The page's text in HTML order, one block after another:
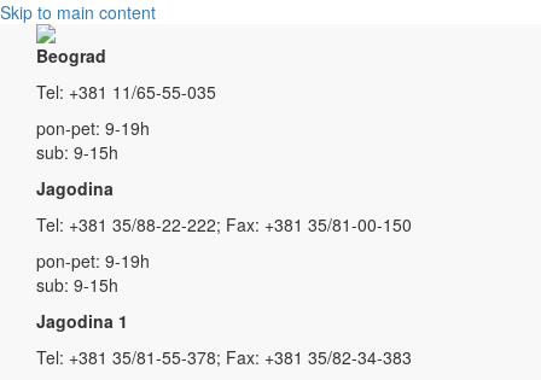
Skip to main content
Beograd
Tel: +381 11/65-55-035
pon-pet: 9-19h
sub: 9-15h
Jagodina
Tel: +381 35/88-22-222; Fax: +381 35/81-00-150
pon-pet: 9-19h
sub: 9-15h
Jagodina 1
Tel: +381 35/81-55-378; Fax: +381 35/82-34-383